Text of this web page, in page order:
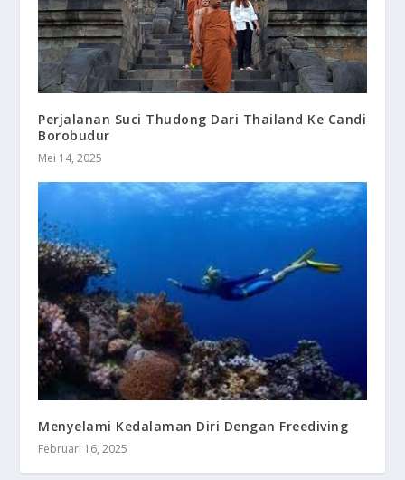
Perjalanan Suci Thudong Dari Thailand Ke Candi
Borobudur
Mei 14, 2025
Menyelami Kedalaman Diri Dengan Freediving
Februari 16, 2025